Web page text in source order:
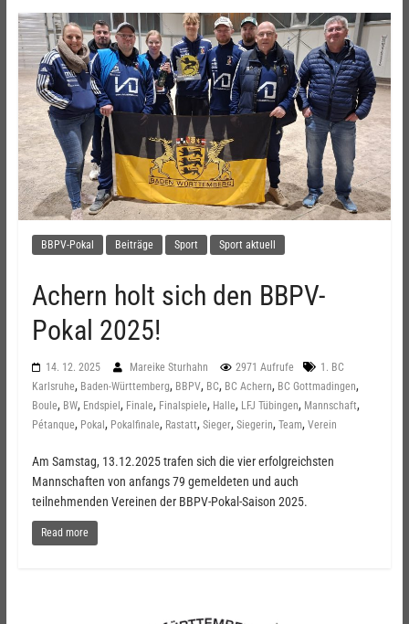
BBPV-Pokal Beiträge Sport Sport aktuell
Achern holt sich den BBPV-
Pokal 2025!
14. 12. 2025 Mareike Sturhahn 2971 Aufrufe
1. BC
Karlsruhe, Baden-Württemberg, BBPV, BC, BC Achern, BC Gottmadingen,
Boule, BW, Endspiel , Finale, Finalspiele, Halle, LFJ Tübingen, Mannschaft,
Pétanque, Pokal , Pokalfinale, Rastatt, Sieger, Siegerin, Team, Verein
Am Samstag, 13.12.2025 trafen sich die vier erfolgreichsten
Mannschaften von anfangs 79 gemeldeten und auch
teilnehmenden Vereinen der BBPV-Pokal-Saison 2025.
Read more